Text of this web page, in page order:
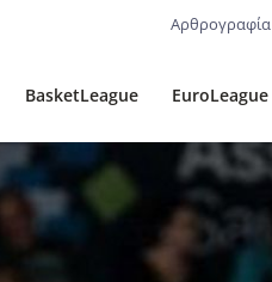
Αρθρογραφία
BasketLeague EuroLeague